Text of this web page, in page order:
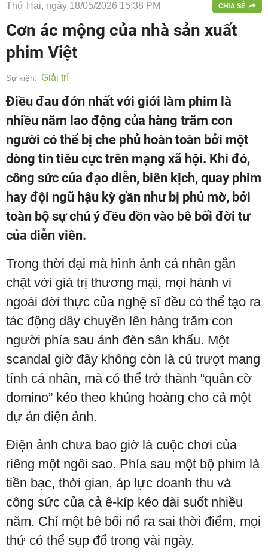
Thứ Hai, ngày 18/05/2026 15:38 PM CHIA SẺ
Cơn ác mộng của nhà sản xuất
phim Việt
Sự kiện: Giải trí
Điều đau đớn nhất với giới làm phim là
nhiều năm lao động của hàng trăm con
người có thể bị che phủ hoàn toàn bởi một
dòng tin tiêu cực trên mạng xã hội. Khi đó,
công sức của đạo diễn, biên kịch, quay phim
hay đội ngũ hậu kỳ gần như bị phủ mờ, bởi
toàn bộ sự chú ý đều dồn vào bê bối đời tư
của diễn viên.
Trong thời đại mà hình ảnh cá nhân gắn
chặt với giá trị thương mại, mọi hành vi
ngoài đời thực của nghệ sĩ đều có thể tạo ra
tác động dây chuyền lên hàng trăm con
người phía sau ánh đèn sân khấu. Một
scandal giờ đây không còn là cú trượt mang
tính cá nhân, mà có thể trở thành “quân cờ
domino” kéo theo khủng hoảng cho cả một
dự án điện ảnh.
Điện ảnh chưa bao giờ là cuộc chơi của
riêng một ngôi sao. Phía sau một bộ phim là
tiền bạc, thời gian, áp lực doanh thu và
công sức của cả ê-kíp kéo dài suốt nhiều
năm. Chỉ một bê bối nổ ra sai thời điểm, mọi
thứ có thể sụp đổ trong vài ngày.